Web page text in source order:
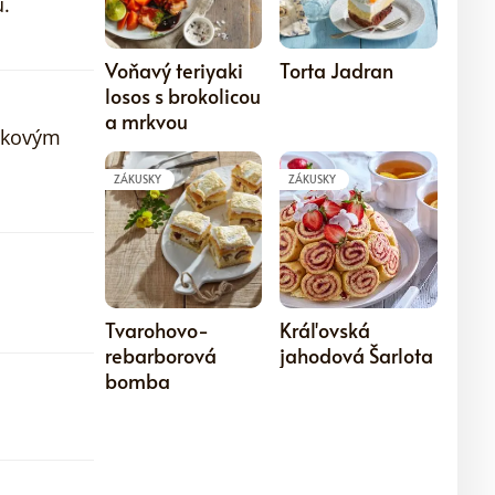
5
Voňavý teriyaki
losos s brokolicou
a mrkvou
Torta Jadran
ZÁKUSKY
5
Tvarohovo-
rebarborová
bomba
ZÁKUSKY
Kráľovská
jahodová Šarlota